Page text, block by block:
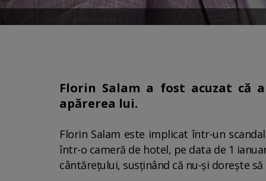
Florin Salam a fost acuzat
apărerea lui.
Florin Salam este implicat într-un
într-o cameră de hotel, pe data de 1
cântărețului, susținând că nu-și dorește